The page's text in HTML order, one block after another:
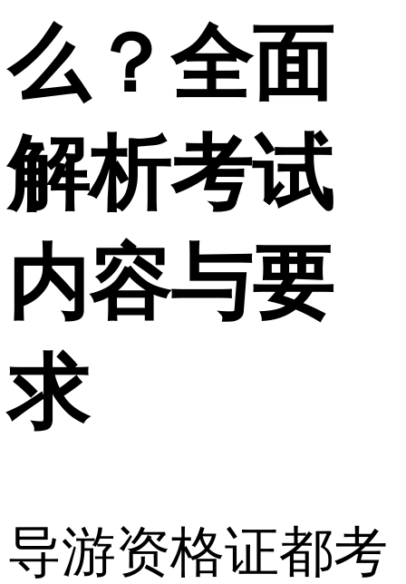
么？全面
解析考试
内容与要
求
导游资格证都考